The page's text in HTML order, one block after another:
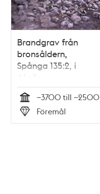
Brandgrav från
bronsåldern,
Spånga 135:2, i
Akalla.
Tid
−3700 till −2500
Typ
Föremål